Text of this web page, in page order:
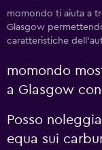
momondo ti aiuta a
Glasgow
caratteristiche
momondo
a Glasgow
Posso
equa sui